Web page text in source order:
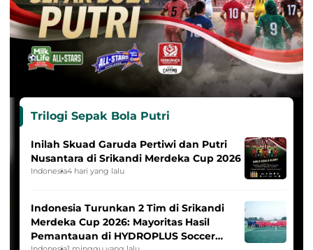
Trilogi Sepak Bola Putri
Inilah Skuad Garuda Pertiwi dan Putri
Nusantara di Srikandi Merdeka Cup 2026
Indonesia4 hari yang lalu
Indonesia Turunkan 2 Tim di Srikandi
Merdeka Cup 2026: Mayoritas Hasil
Pemantauan di HYDROPLUS Soccer